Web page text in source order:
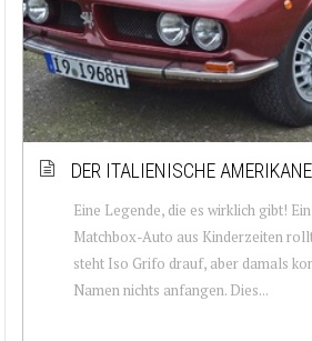
DER ITALIENISCHE
Eine Legende, die es wirklich gibt!
Matchbox-Auto aus Kinderzeiten
steht Iso Grifo drauf, aber damals
Namen nichts anfangen. Dies...